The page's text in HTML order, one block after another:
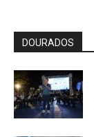
DOURADOS